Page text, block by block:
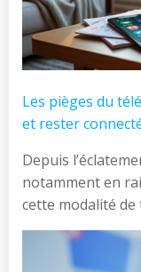
Les pièges du
et rester
Depuis
notamment en
cette modalité